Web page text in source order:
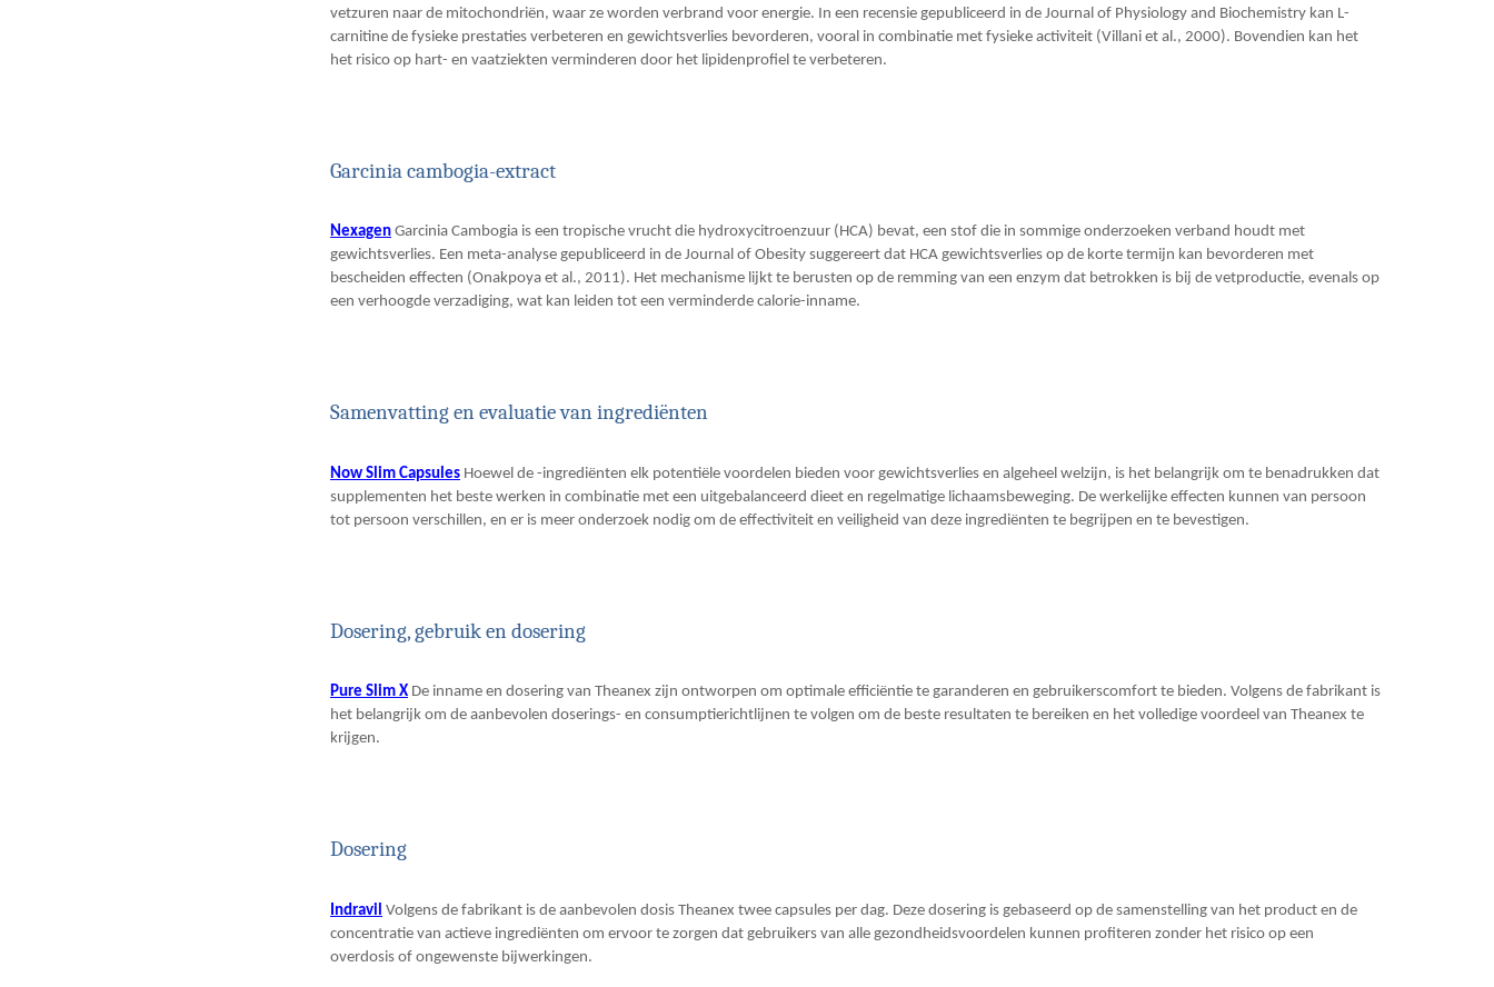
vetzuren naar de mitochondriën, waar ze worden verbrand voor energie. In een recensie gepubliceerd in de Journal of Physiology and Biochemistry kan L-
carnitine de fysieke prestaties verbeteren en gewichtsverlies bevorderen, vooral in combinatie met fysieke activiteit (Villani et al., 2000). Bovendien kan het
het risico op hart- en vaatziekten verminderen door het lipidenprofiel te verbeteren.
Garcinia cambogia-extract
Nexagen Garcinia Cambogia is een tropische vrucht die hydroxycitroenzuur (HCA) bevat, een stof die in sommige onderzoeken verband houdt met
gewichtsverlies. Een meta-analyse gepubliceerd in de Journal of Obesity suggereert dat HCA gewichtsverlies op de korte termijn kan bevorderen met
bescheiden effecten (Onakpoya et al., 2011). Het mechanisme lijkt te berusten op de remming van een enzym dat betrokken is bij de vetproductie, evenals op
een verhoogde verzadiging, wat kan leiden tot een verminderde calorie-inname.
Samenvatting en evaluatie van ingrediënten
Now Slim Capsules Hoewel de -ingrediënten elk potentiële voordelen bieden voor gewichtsverlies en algeheel welzijn, is het belangrijk om te benadrukken dat
supplementen het beste werken in combinatie met een uitgebalanceerd dieet en regelmatige lichaamsbeweging. De werkelijke effecten kunnen van persoon
tot persoon verschillen, en er is meer onderzoek nodig om de effectiviteit en veiligheid van deze ingrediënten te begrijpen en te bevestigen.
Dosering, gebruik en dosering
Pure Slim X De inname en dosering van Theanex zijn ontworpen om optimale efficiëntie te garanderen en gebruikerscomfort te bieden. Volgens de fabrikant is
het belangrijk om de aanbevolen doserings- en consumptierichtlijnen te volgen om de beste resultaten te bereiken en het volledige voordeel van Theanex te
krijgen.
Dosering
Indravil Volgens de fabrikant is de aanbevolen dosis Theanex twee capsules per dag. Deze dosering is gebaseerd op de samenstelling van het product en de
concentratie van actieve ingrediënten om ervoor te zorgen dat gebruikers van alle gezondheidsvoordelen kunnen profiteren zonder het risico op een
overdosis of ongewenste bijwerkingen.